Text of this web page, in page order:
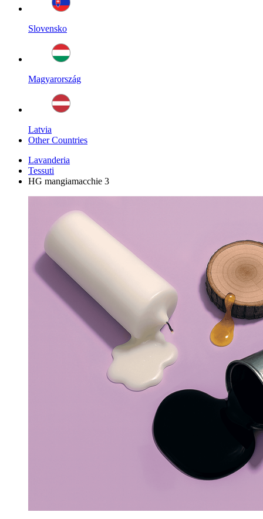
Slovensko
Magyarország
Latvia
Other Countries
Lavanderia
Tessuti
HG mangiamacchie 3